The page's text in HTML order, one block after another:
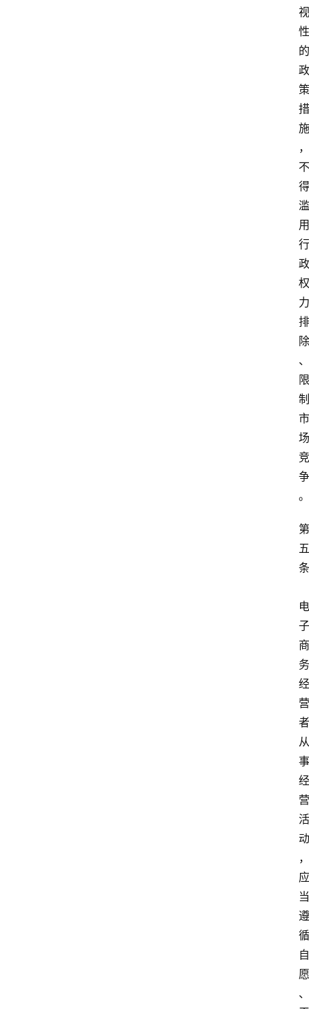
视
性
的
政
策
措
施
，
不
得
滥
用
行
政
权
力
排
除
、
限
制
市
场
竞
争
。
第
五
条
电
子
商
务
经
营
者
从
事
经
营
活
动
，
应
当
遵
循
自
愿
、